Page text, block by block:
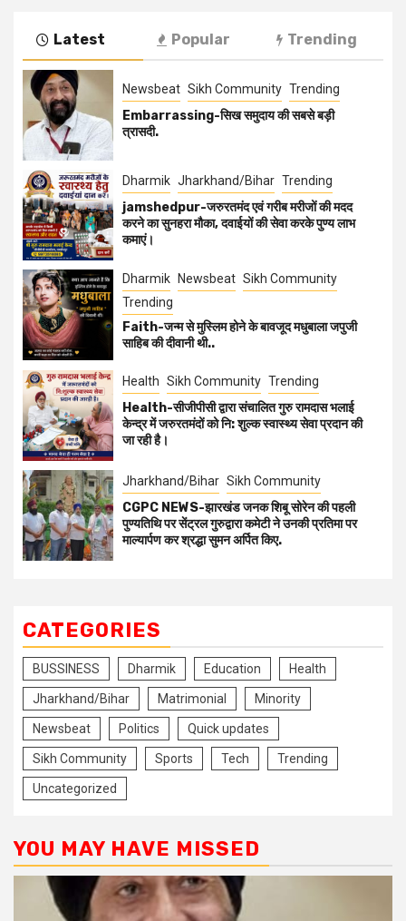
Latest Popular Trending
Newsbeat Sikh Community Trending
Embarrassing-सिख समुदाय की सबसे बड़ी
त्रासदी.
Dharmik Jharkhand/Bihar Trending
jamshedpur-जरुरतमंद एवं गरीब मरीजों की मदद
करने का सुनहरा मौका, दवाईयों की सेवा करके पुण्य लाभ
कमाएं।
Dharmik Newsbeat Sikh Community
Trending
Faith-जन्म से मुस्लिम होने के बावजूद मधुबाला जपुजी
साहिब की दीवानी थी..
Health Sikh Community Trending
Health-सीजीपीसी द्वारा संचालित गुरु रामदास भलाई
केन्द्र में जरुरतमंदों को नि: शुल्क स्वास्थ्य सेवा प्रदान की
जा रही है।
Jharkhand/Bihar Sikh Community
CGPC NEWS-झारखंड जनक शिबू सोरेन की पहली
पुण्यतिथि पर सेंट्रल गुरुद्वारा कमेटी ने उनकी प्रतिमा पर
माल्यार्पण कर श्रद्धा सुमन अर्पित किए.
CATEGORIES
BUSSINESS Dharmik Education Health
Jharkhand/Bihar Matrimonial Minority
Newsbeat Politics Quick updates
Sikh Community Sports Tech Trending
Uncategorized
YOU MAY HAVE MISSED